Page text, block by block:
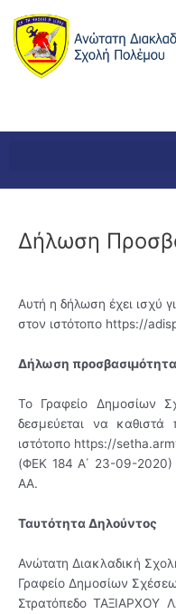
στο
περιεχόμενο
Δήλωση
Αυτή η δήλωση έχει ισχύ
στον ιστότοπο https://
Δήλωση
Το Γραφείο Δημοσίων
δεσμεύεται να καθιστά
ιστότοπο https://
(ΦΕΚ 184 Α΄ 23-09-2020)
ΑΑ.
Ταυτότητα Δηλούντος
Ανώτατη Διακλαδική
Γραφείο Δημοσίων
Στρατόπεδο